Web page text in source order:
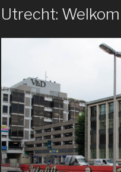
Utrecht: